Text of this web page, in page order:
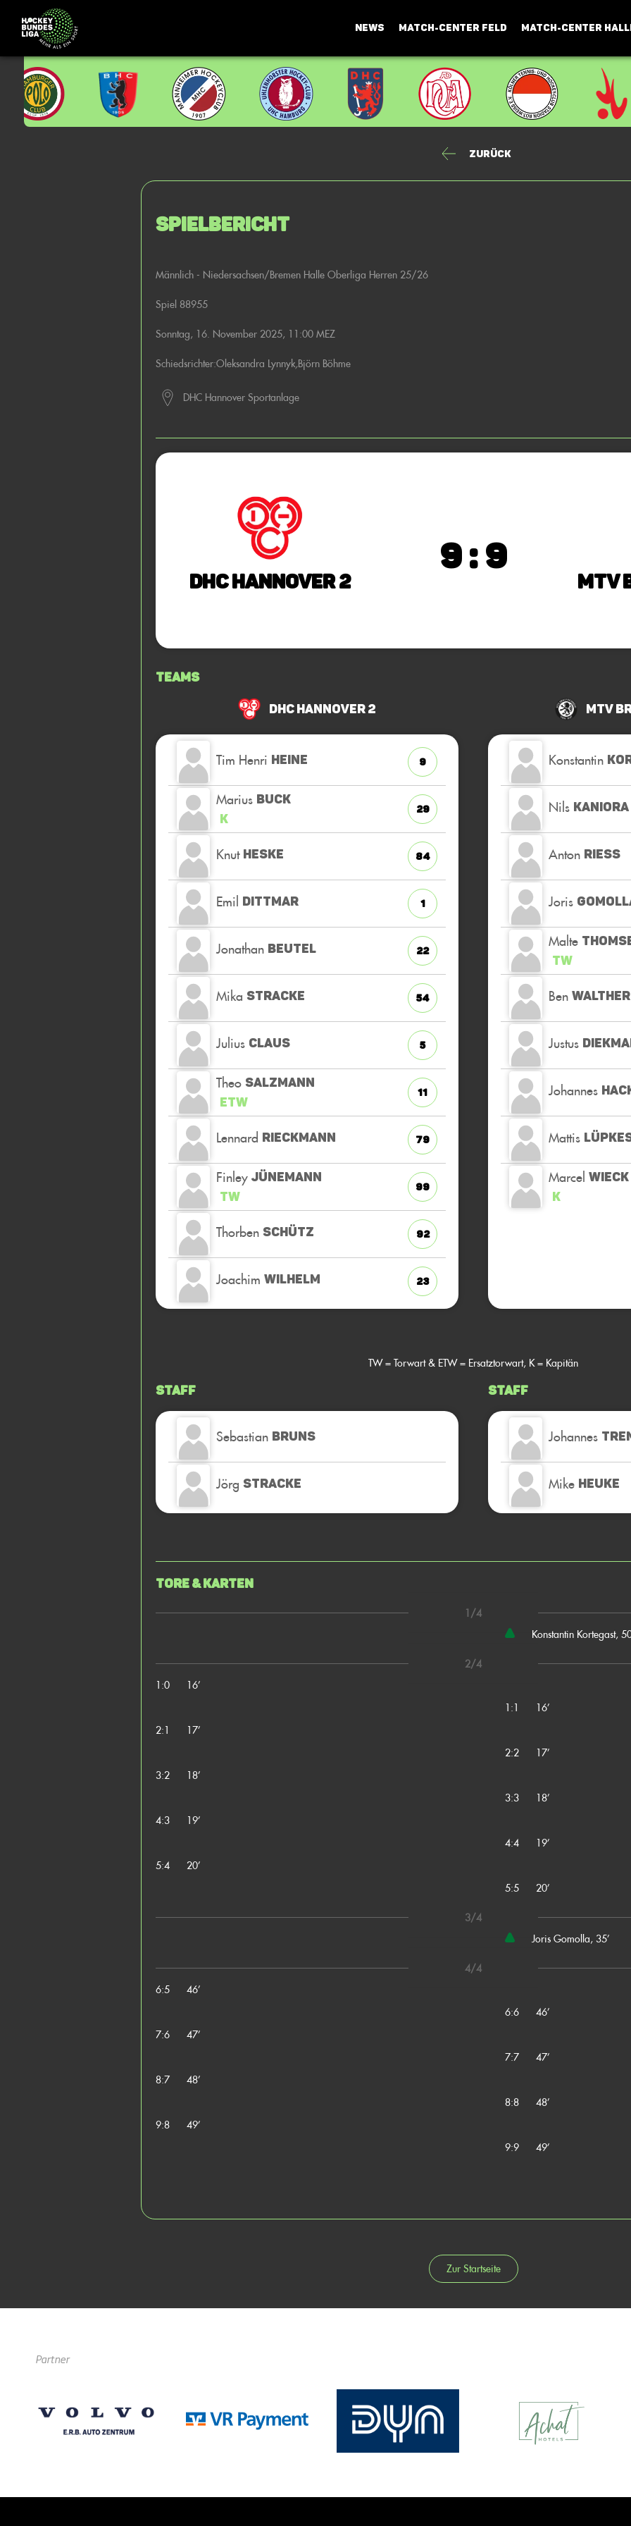
NEWS MATCH-CENTER FELD MATCH-CENTER
Zurück
Spielbericht
Männlich - Niedersachsen/Bremen Halle Oberliga Herren 25/26
Spiel 88955
Sonntag, 16. November 2025, 11:00 MEZ
Schiedsrichter:Oleksandra Lynnyk,Björn Böhme
DHC Hannover Sportanlage
DHC Hannover 2
9 : 9
Teams
DHC Hannover 2
Tim Henri HEINE 9
Marius BUCK
K
29
Knut HESKE 84
Emil DITTMAR 1
Jonathan BEUTEL 22
Mika STRACKE 54
Julius CLAUS 5
Theo SALZMANN
ETW
11
Lennard RIECKMANN 79
Finley JÜNEMANN
TW
99
Thorben SCHÜTZ 92
Joachim WILHELM 23
MTV
Konstantin
Nils KANIORA
Anton RIESS
Joris
Malte
TW
Ben WALTHER
Justus
Johannes
Mattis
Marcel WIECK
K
TW = Torwart & ETW = Ersatztorwart, K = Kapitän
Staff
Sebastian BRUNS
Jörg STRACKE
Staff
Johannes
Mike HEUKE
Tore & Karten
1/4
Konstantin Kortegast,
2/4
1:0
16’
1:1
16’
2:1
17’
2:2
17’
3:2
18’
3:3
18’
4:3
19’
4:4
19’
5:4
20’
5:5
20’
3/4
Joris Gomolla, 35’
4/4
6:5
46’
6:6
46’
7:6
47’
7:7
47’
8:7
48’
8:8
48’
9:8
49’
9:9
49’
Zur Startseite
Partner